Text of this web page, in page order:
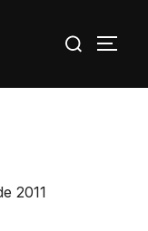
2011